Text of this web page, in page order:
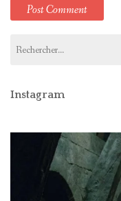
Instagram